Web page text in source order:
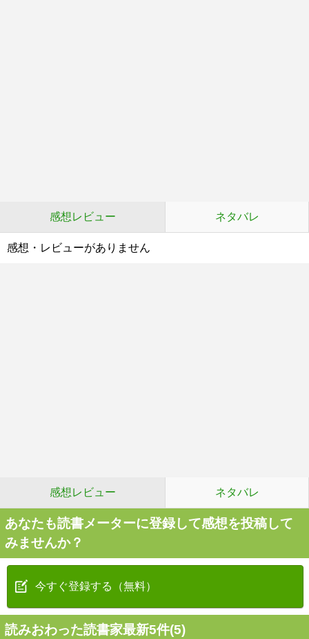
感想レビュー ネタバレ
感想・レビューがありません
感想レビュー ネタバレ
あなたも読書メーターに登録して感想を投稿して
みませんか？
今すぐ登録する（無料）
読みおわった読書家最新5件(5)